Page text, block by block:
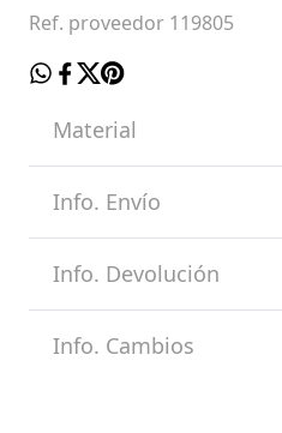
Ref. proveedor 119805
Material
Info. Envío
Info. Devolución
Info. Cambios